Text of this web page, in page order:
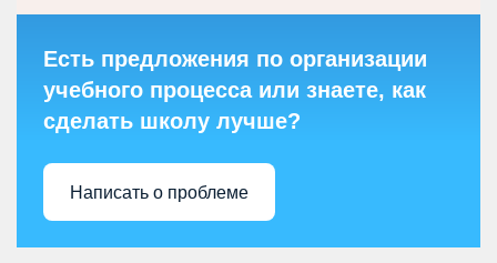
Есть предложения по организации
учебного процесса или знаете, как
сделать школу лучше?
Написать о проблеме